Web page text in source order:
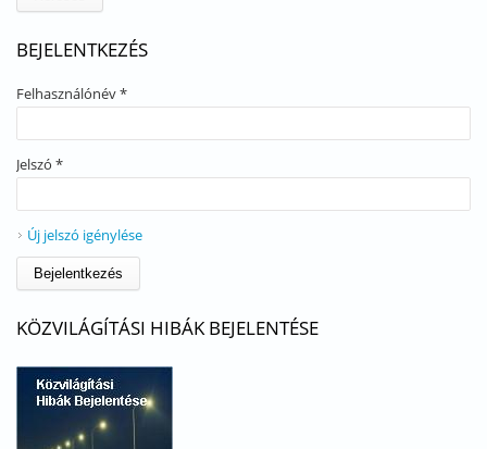
BEJELENTKEZÉS
Felhasználónév*
Jelszó *
Új jelszó igénylése
KÖZVILÁGÍTÁSI HIBÁK BEJELENTÉSE